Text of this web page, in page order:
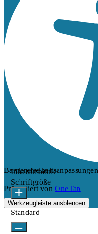
Barrierefreiheitsanpassungen
Präsentiert vonOneTap
Werkzeugleiste ausblenden
Inhaltsmodule
Schriftgröße
Standard